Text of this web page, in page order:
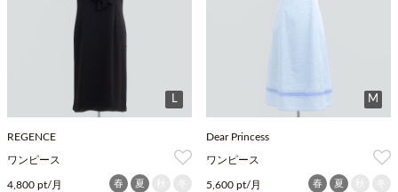
L
REGENCE
ワンピース
4,800 pt/月 春 夏
M
Dear Princess
ワンピース
5,600 pt/月 春 夏